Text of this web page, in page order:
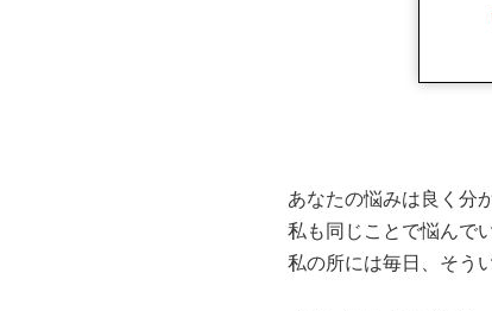
あなたの悩みは良く分
私も同じことで悩んで
私の所には毎日、そう